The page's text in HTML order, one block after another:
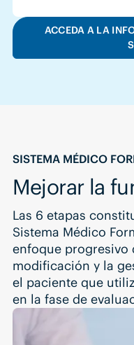
ACCEDA A LA
SISTEMA MÉDICO
Mejorar la
Las 6 etapas
Sistema Médico
enfoque progresivo
modificación y la
el paciente que
en la fase de